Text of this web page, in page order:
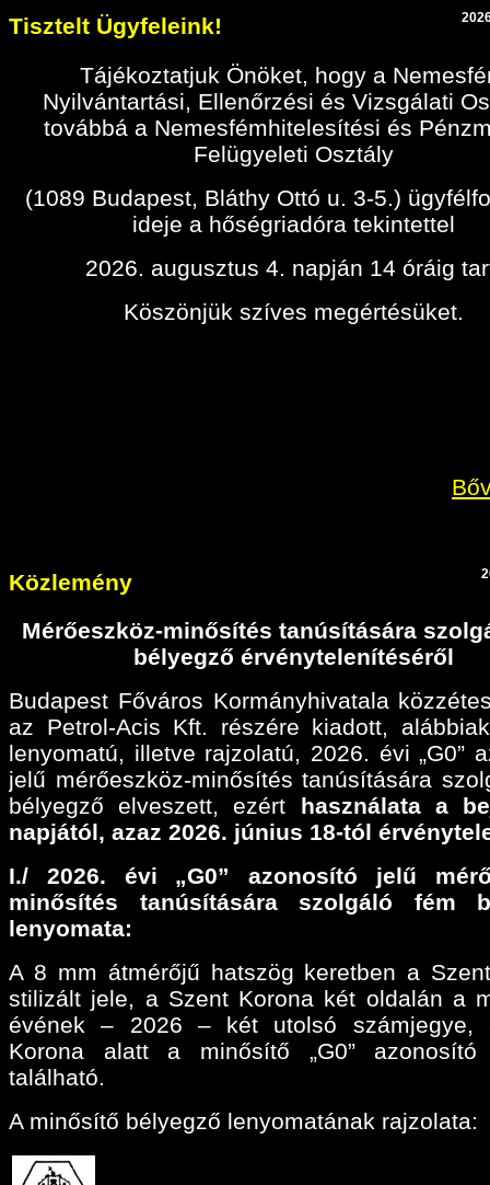
Tisztelt Ügyfeleink!
Tájékoztatjuk Önöket, hogy a
Nyilvántartási, Ellenőrzési és Vizsgálati
továbbá a Nemesfémhitelesítési és
Felügyeleti Osztály
(1089 Budapest, Bláthy Ottó u. 3-5.)
ideje a hőségriadóra tekintettel
2026. augusztus 4. napján 14 óráig
Köszönjük szíves megértésüket.
Közlemény
Mérőeszköz-minősítés tanúsítására
bélyegző érvénytelenítéséről
Budapest Főváros Kormányhivatala
az Petrol-Acis Kft. részére kiadott,
lenyomatú, illetve rajzolatú, 2026. évi „G0”
jelű mérőeszköz-minősítés tanúsítására
bélyegző elveszett, ezért használata a
napjától, azaz 2026. június 18-tól
I./ 2026. évi „G0” azonosító jelű
minősítés tanúsítására szolgáló fém
lenyomata:
A 8 mm átmérőjű hatszög keretben a
stilizált jele, a Szent Korona két oldalán a
évének – 2026 – két utolsó számjegye,
Korona alatt a minősítő „G0” azonosító
található.
A minősítő bélyegző lenyomatának rajzolata: